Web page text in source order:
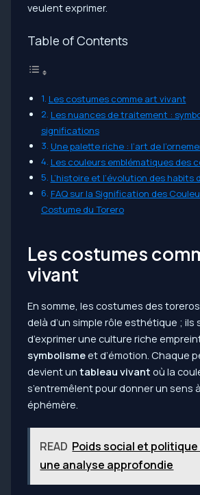
veulent exprimer.
Table of Contents
Les costumes comme art vivant
Les nuances de traitement :
significations
Une palette riche : l’art de
Les couleurs emblématiques des
L’histoire et l’évolution des habits
FAQ sur la Signification des
Costume du Torero
Les costumes
vivant
En somme, les costumes des
delà d’un simple rôle esthétique ; ils
d’exprimer une culture riche
symbolismeet d’émotion. Chaque
devient un tableau vivant où la
s’entremêlent pour donner un sens
éphémère.
READ Poids social et politique
une analyse approfondie